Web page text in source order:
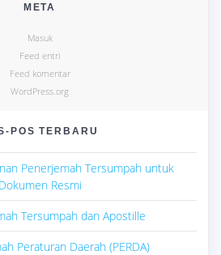
META
Masuk
Feed entri
Feed komentar
WordPress.org
POS TERBARU
Penerjemah Tersumpah untuk
Dokumen Resmi
Tersumpah dan Apostille
Peraturan Daerah (PERDA)